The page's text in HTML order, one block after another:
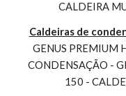
CALDEIRA
Caldeiras de
GENUS PREMIUM
CONDENSAÇÃO -
150 -